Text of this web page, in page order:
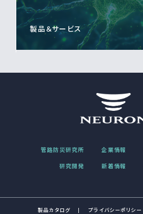
製品＆サービス
管路防災研究所 企業情報
研究開発 新着情報
製品カタログ プライバシーポリシー